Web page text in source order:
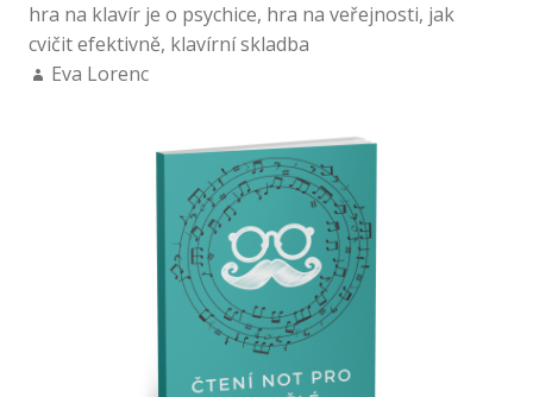
hra na klavír je o psychice, hra na veřejnosti, jak
cvičit efektivně, klavírní skladba
Eva Lorenc